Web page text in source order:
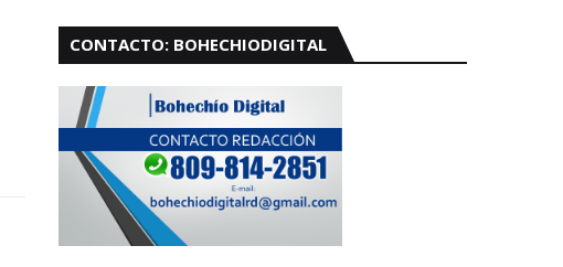
CONTACTO: BOHECHIODIGITAL